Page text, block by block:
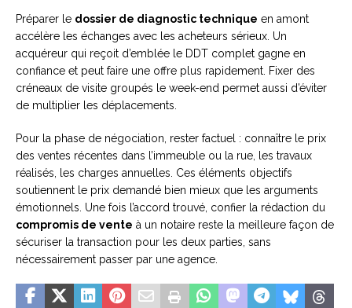
Préparer le dossier de diagnostic technique en amont
accélère les échanges avec les acheteurs sérieux. Un
acquéreur qui reçoit d’emblée le DDT complet gagne en
confiance et peut faire une offre plus rapidement. Fixer des
créneaux de visite groupés le week-end permet aussi d’éviter
de multiplier les déplacements.
Pour la phase de négociation, rester factuel : connaître le prix
des ventes récentes dans l’immeuble ou la rue, les travaux
réalisés, les charges annuelles. Ces éléments objectifs
soutiennent le prix demandé bien mieux que les arguments
émotionnels. Une fois l’accord trouvé, confier la rédaction du
compromis de vente à un notaire reste la meilleure façon de
sécuriser la transaction pour les deux parties, sans
nécessairement passer par une agence.